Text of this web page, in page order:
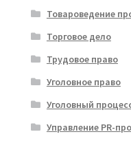
Товароведение
Торговое дело
Трудовое право
Уголовное право
Уголовный
Управление PR-